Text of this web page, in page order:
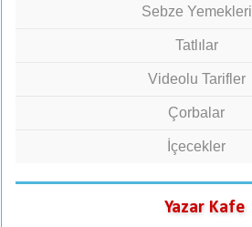
Sebze Yemekleri
Tatlılar
Videolu Tarifler
Çorbalar
İçecekler
Yazar Kafe